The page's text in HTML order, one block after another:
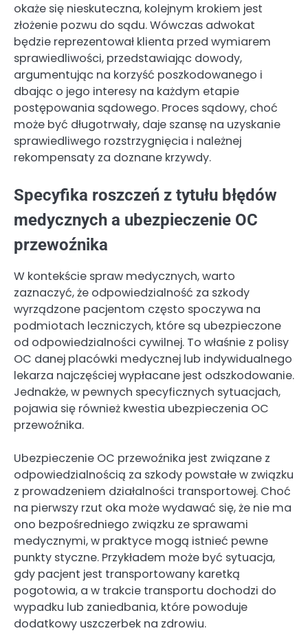
okaże się nieskuteczna, kolejnym krokiem jest
złożenie pozwu do sądu. Wówczas adwokat
będzie reprezentował klienta przed wymiarem
sprawiedliwości, przedstawiając dowody,
argumentując na korzyść poszkodowanego i
dbając o jego interesy na każdym etapie
postępowania sądowego. Proces sądowy, choć
może być długotrwały, daje szansę na uzyskanie
sprawiedliwego rozstrzygnięcia i należnej
rekompensaty za doznane krzywdy.
Specyfika roszczeń z tytułu błędów
medycznych a ubezpieczenie OC
przewoźnika
W kontekście spraw medycznych, warto
zaznaczyć, że odpowiedzialność za szkody
wyrządzone pacjentom często spoczywa na
podmiotach leczniczych, które są ubezpieczone
od odpowiedzialności cywilnej. To właśnie z polisy
OC danej placówki medycznej lub indywidualnego
lekarza najczęściej wypłacane jest odszkodowanie.
Jednakże, w pewnych specyficznych sytuacjach,
pojawia się również kwestia ubezpieczenia OC
przewoźnika.
Ubezpieczenie OC przewoźnika jest związane z
odpowiedzialnością za szkody powstałe w związku
z prowadzeniem działalności transportowej. Choć
na pierwszy rzut oka może wydawać się, że nie ma
ono bezpośredniego związku ze sprawami
medycznymi, w praktyce mogą istnieć pewne
punkty styczne. Przykładem może być sytuacja,
gdy pacjent jest transportowany karetką
pogotowia, a w trakcie transportu dochodzi do
wypadku lub zaniedbania, które powoduje
dodatkowy uszczerbek na zdrowiu.